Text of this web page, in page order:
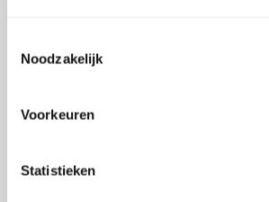
Noodzakelijk
Voorkeuren
Statistieken